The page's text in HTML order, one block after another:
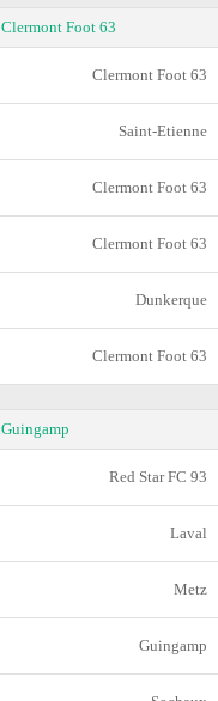
Clermont Foot 63
Clermont Foot 63
Saint-Etienne
Clermont Foot 63
Clermont Foot 63
Dunkerque
Clermont Foot 63
Guingamp
Red Star FC 93
Laval
Metz
Guingamp